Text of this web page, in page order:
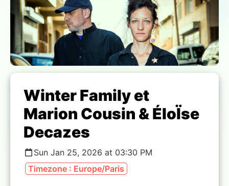
Winter Family et
Marion Cousin & ÉloÏse
Decazes
Sun Jan 25, 2026 at 03:30 PM
Timezone : Europe/Paris